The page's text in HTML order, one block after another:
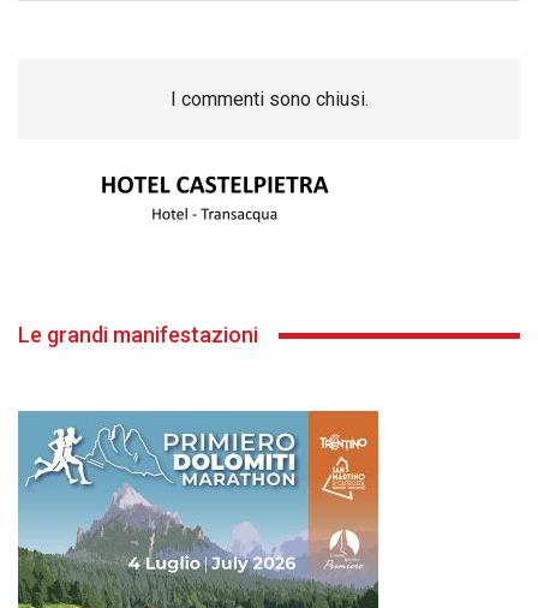
I commenti sono chiusi.
Le grandi manifestazioni